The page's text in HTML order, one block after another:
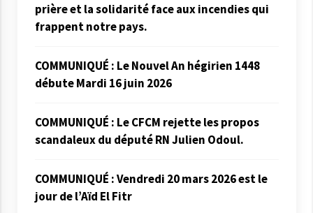
prière et la solidarité face aux incendies qui
frappent notre pays.
COMMUNIQUÉ : Le Nouvel An hégirien 1448
débute Mardi 16 juin 2026
COMMUNIQUÉ : Le CFCM rejette les propos
scandaleux du député RN Julien Odoul.
COMMUNIQUÉ : Vendredi 20 mars 2026 est le
jour de l’Aïd El Fitr